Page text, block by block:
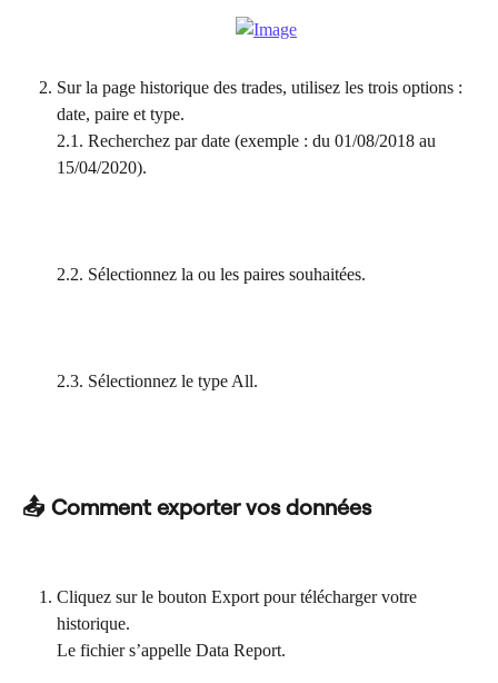
Sur la page historique des trades, utilisez les trois options :
date, paire et type.
2.1. Recherchez par date (exemple : du 01/08/2018 au
15/04/2020).
2.2. Sélectionnez la ou les paires souhaitées.
2.3. Sélectionnez le type All.
📤 Comment exporter vos données
Cliquez sur le bouton Export pour télécharger votre
historique.
Le fichier s’appelle Data Report.